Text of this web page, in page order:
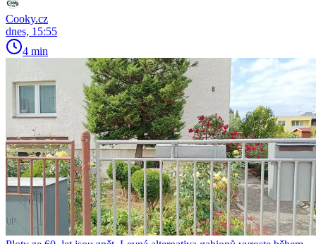
Cooky.cz
dnes, 15:55
4 min